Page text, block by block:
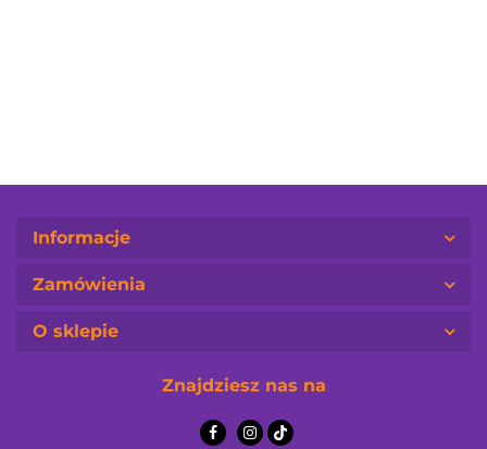
Informacje
Zamówienia
O sklepie
Znajdziesz nas na